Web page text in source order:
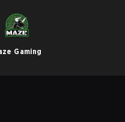
Gaming